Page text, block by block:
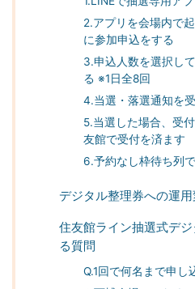
2.アプリを会場内で
に参加申込をする
3.申込人数を選択し
る ※1日全8回
4.当選・落選通知を
5.当選した場合、受
友館で受付を済ます
6.予約なし枠待ち列
デジタル整理券への運
住友館ライン抽選式デ
る質問
Q.1回で何名まで申し